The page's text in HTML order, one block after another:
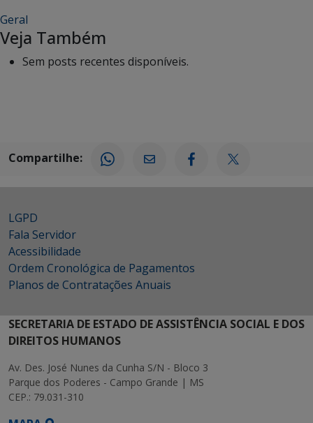
Geral
Veja Também
Sem posts recentes disponíveis.
Compartilhe:
LGPD
Fala Servidor
Acessibilidade
Ordem Cronológica de Pagamentos
Planos de Contratações Anuais
SECRETARIA DE ESTADO DE ASSISTÊNCIA SOCIAL E DOS
DIREITOS HUMANOS
Av. Des. José Nunes da Cunha S/N - Bloco 3
Parque dos Poderes - Campo Grande | MS
CEP.: 79.031-310